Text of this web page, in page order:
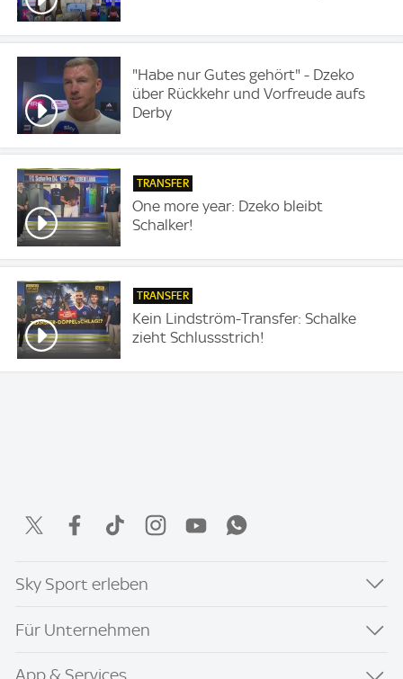
"Habe nur Gutes gehört" - Dzeko
über Rückkehr und Vorfreude aufs
Derby
TRANSFER
One more year: Dzeko bleibt
Schalker!
TRANSFER
Kein Lindström-Transfer: Schalke
zieht Schlussstrich!
Sky Sport erleben
Für Unternehmen